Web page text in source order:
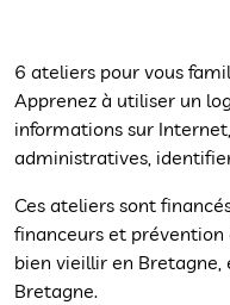
6 ateliers pour vous
Apprenez à utiliser un
informations sur
administratives,
Ces ateliers sont
financeurs et prévention
bien vieillir en Bretagne,
Bretagne.